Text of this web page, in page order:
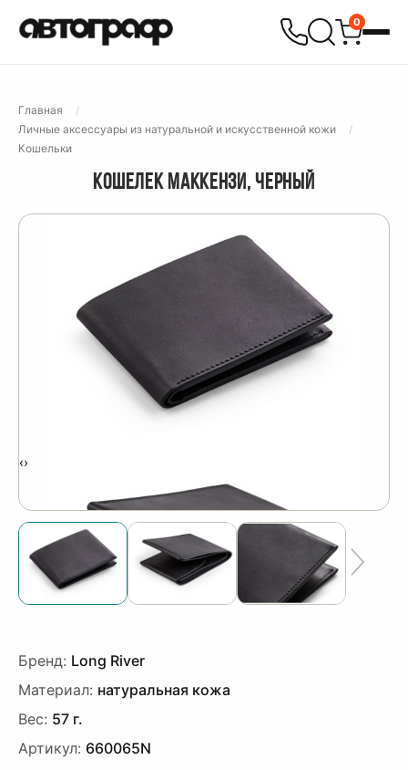
0
Главная
Личные аксессуары из натуральной и искусственной кожи
Кошельки
КОШЕЛЕК МАККЕНЗИ, ЧЕРНЫЙ
‹›
Бренд: Long River
Материал: натуральная кожа
Вес: 57 г.
Артикул: 660065N